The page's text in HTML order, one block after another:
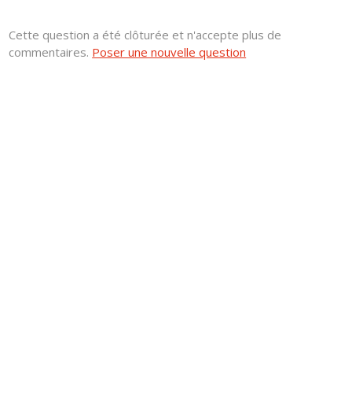
Cette question a été clôturée et n'accepte plus de
commentaires. Poser une nouvelle question